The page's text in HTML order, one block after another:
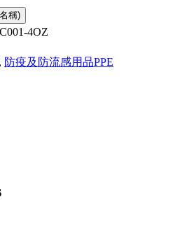
4OZ
, 防疫及防流感用品PPE